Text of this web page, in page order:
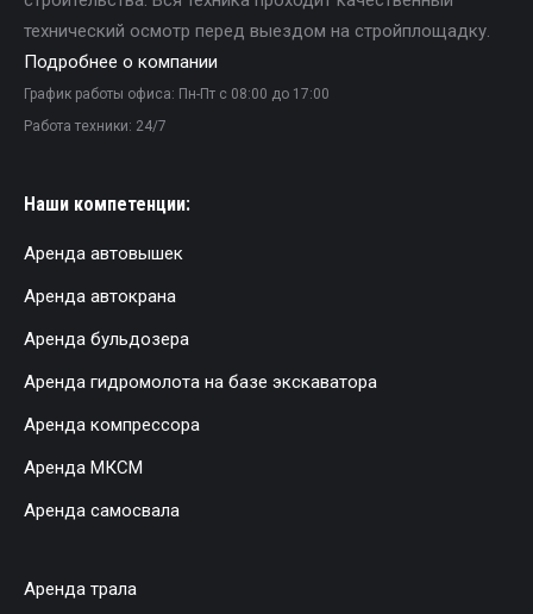
технический осмотр перед выездом на стройплощадку.
Подробнее о компании
График работы офиса: Пн-Пт с 08:00 до 17:00
Работа техники: 24/7
Наши компетенции:
Аренда автовышек
Аренда автокрана
Аренда бульдозера
Аренда гидромолота на базе экскаватора
Аренда компрессора
Аренда МКСМ
Аренда самосвала
Аренда трала